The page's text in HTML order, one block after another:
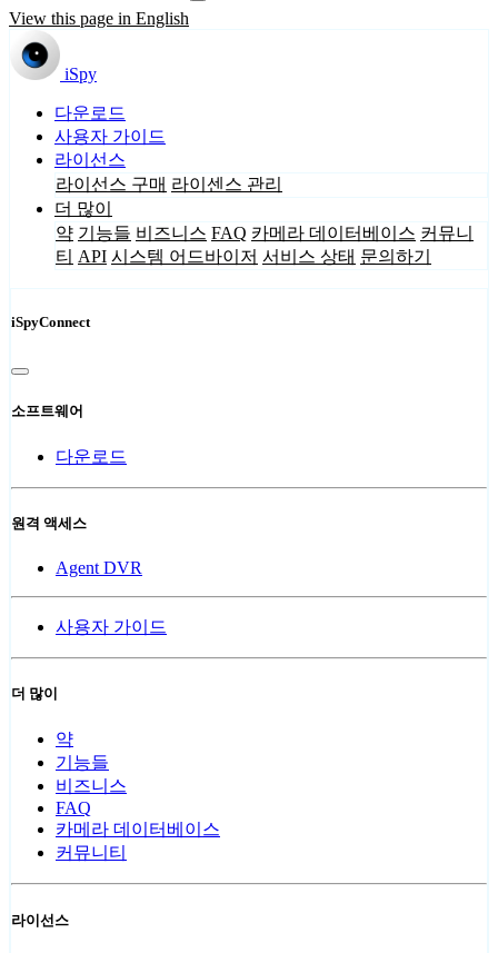
View this page in English
iSpy
다운로드
사용자 가이드
라이선스
라이선스 구매 라이센스 관리
더 많이
약 기능들 비즈니스 FAQ 카메라 데이터베이스 커뮤니
티 API 시스템 어드바이저 서비스 상태 문의하기
iSpyConnect
소프트웨어
다운로드
원격 액세스
Agent DVR
사용자 가이드
더 많이
약
기능들
비즈니스
FAQ
카메라 데이터베이스
커뮤니티
라이선스